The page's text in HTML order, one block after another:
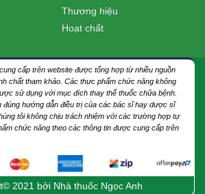
Thương hiệu
Hoạt chất
cấp trên website được tổng hợp từ nhiều nguồn
chất tham khảo. Các thực phẩm chức năng không
sử dụng với mục đích thay thế thuốc chữa bệnh.
đúng hướng dẫn điều trị của các bác sĩ hay dược sĩ
tôi không chịu trách nhiệm với các trường hợp tự
chức năng theo các thông tin được cung cấp trên
2021 bởi Nhà thuốc Ngọc Anh